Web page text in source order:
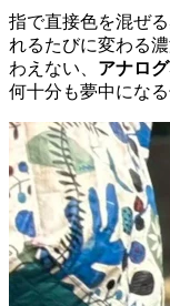
指で直接色を混ぜ
れるたびに変わる
わえない、 アナロ
何十分も夢中にな